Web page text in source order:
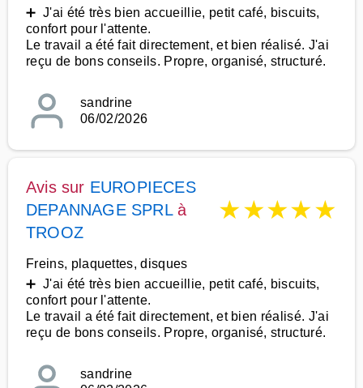
➕ J'ai été très bien accueillie, petit café, biscuits,
confort pour l'attente.
Le travail a été fait directement, et bien réalisé. J'ai
reçu de bons conseils. Propre, organisé, structuré.
sandrine
06/02/2026
Avis sur EUROPIECES
DEPANNAGE SPRLà
TROOZ
★★★★★
Freins, plaquettes, disques
➕ J'ai été très bien accueillie, petit café, biscuits,
confort pour l'attente.
Le travail a été fait directement, et bien réalisé. J'ai
reçu de bons conseils. Propre, organisé, structuré.
sandrine